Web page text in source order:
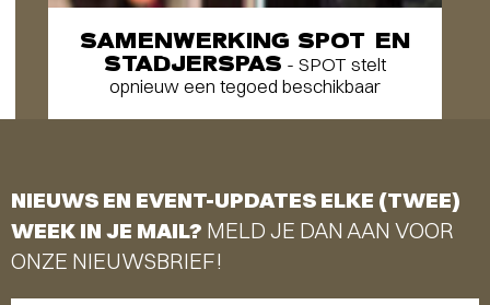
SAMENWERKING SPOT EN
STADJERSPAS - SPOT stelt
opnieuw een tegoed beschikbaar
NIEUWS EN EVENT-UPDATES ELKE (TWEE)
WEEK IN JE MAIL? MELD JE DAN AAN VOOR
ONZE NIEUWSBRIEF!